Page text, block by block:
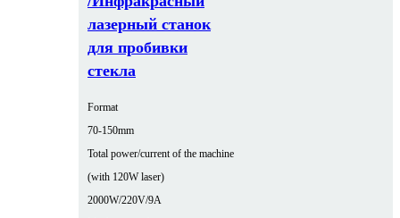
лазерный станок
для пробивки
стекла
Format
70-150mm
Total power/current of the machine
(with 120W laser)
2000W/220V/9A